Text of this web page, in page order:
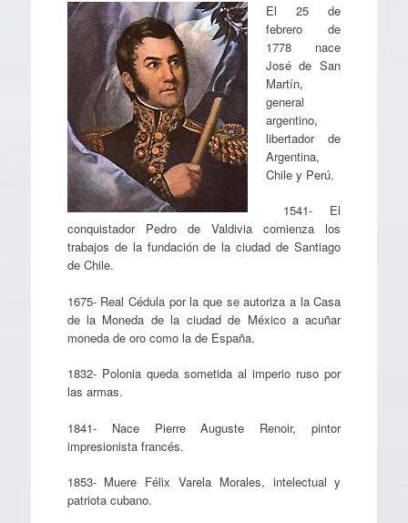
El 25 de
febrero de
1778 nace
José de San
Martín,
general
argentino,
libertador de
Argentina,
Chile y Perú.
1541- El
conquistador Pedro de Valdivia comienza los
trabajos de la fundación de la ciudad de Santiago
de Chile.
1675- Real Cédula por la que se autoriza a la Casa
de la Moneda de la ciudad de México a acuñar
moneda de oro como la de España.
1832- Polonia queda sometida al imperio ruso por
las armas.
1841- Nace Pierre Auguste Renoir, pintor
impresionista francés.
1853- Muere Félix Varela Morales, intelectual y
patriota cubano.